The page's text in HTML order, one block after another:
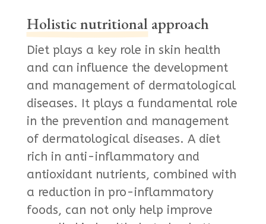
Holistic nutritional approach
Diet plays a key role in skin health
and can influence the development
and management of dermatological
diseases. It plays a fundamental role
in the prevention and management
of dermatological diseases. A diet
rich in anti-inflammatory and
antioxidant nutrients, combined with
a reduction in pro-inflammatory
foods, can not only help improve